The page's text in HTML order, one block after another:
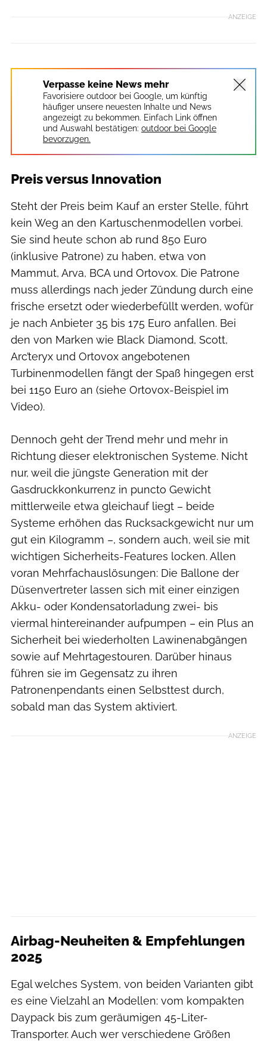
ANZEIGE
Verpasse keine News mehr
Favorisiere outdoor bei Google, um künftig
häufiger unsere neuesten Inhalte und News
angezeigt zu bekommen. Einfach Link öffnen
und Auswahl bestätigen: outdoor bei Google
bevorzugen.
Preis versus Innovation
Steht der Preis beim Kauf an erster Stelle, führt
kein Weg an den Kartuschenmodellen vorbei.
Sie sind heute schon ab rund 850 Euro
(inklusive Patrone) zu haben, etwa von
Mammut, Arva, BCA und Ortovox. Die Patrone
muss allerdings nach jeder Zündung durch eine
frische ersetzt oder wiederbefüllt werden, wofür
je nach Anbieter 35 bis 175 Euro anfallen. Bei
den von Marken wie Black Diamond, Scott,
Arc’teryx und Ortovox angebotenen
Turbinenmodellen fängt der Spaß hingegen erst
bei 1150 Euro an (siehe Ortovox-Beispiel im
Video).
Dennoch geht der Trend mehr und mehr in
Richtung dieser elektronischen Systeme. Nicht
nur, weil die jüngste Generation mit der
Gasdruckkonkurrenz in puncto Gewicht
mittlerweile etwa gleichauf liegt – beide
Systeme erhöhen das Rucksackgewicht nur um
gut ein Kilogramm –, sondern auch, weil sie mit
wichtigen Sicherheits-Features locken. Allen
voran Mehrfachauslösungen: Die Ballone der
Düsenvertreter lassen sich mit einer einzigen
Akku- oder Kondensatorladung zwei- bis
viermal hintereinander aufpumpen – ein Plus an
Sicherheit bei wiederholten Lawinenabgängen
sowie auf Mehrtagestouren. Darüber hinaus
führen sie im Gegensatz zu ihren
Patronenpendants einen Selbsttest durch,
sobald man das System aktiviert.
ANZEIGE
Airbag-Neuheiten & Empfehlungen
2025
Egal welches System, von beiden Varianten gibt
es eine Vielzahl an Modellen: vom kompakten
Daypack bis zum geräumigen 45-Liter-
Transporter. Auch wer verschiedene Größen